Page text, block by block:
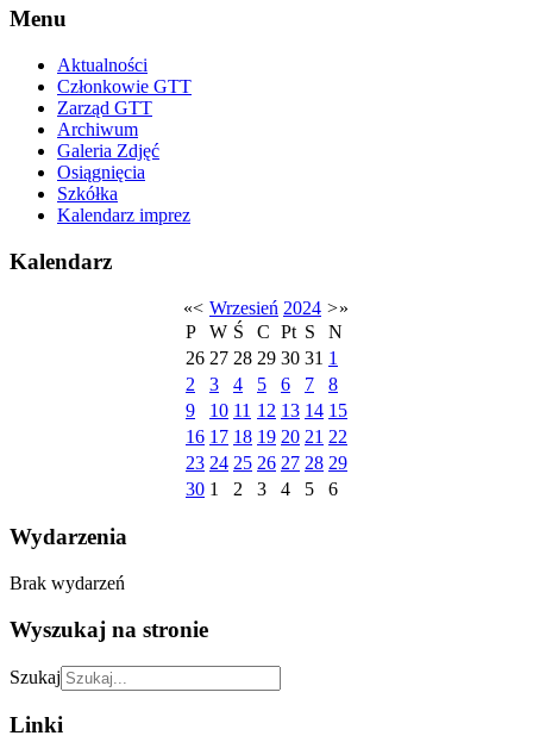
Menu
Aktualności
Członkowie GTT
Zarząd GTT
Archiwum
Galeria Zdjęć
Osiągnięcia
Szkółka
Kalendarz imprez
Kalendarz
«< Wrzesień 2024 >»
P
W Ś C Pt S
N
26 27 28 29 30 31 1
2
3 4 5 6 7
8
9
10 11 12 13 14 15
16 17 18 19 20 21 22
23 24 25 26 27 28 29
30 1 2 3 4 5 6
Wydarzenia
Brak wydarzeń
Wyszukaj na stronie
Szukaj
Linki